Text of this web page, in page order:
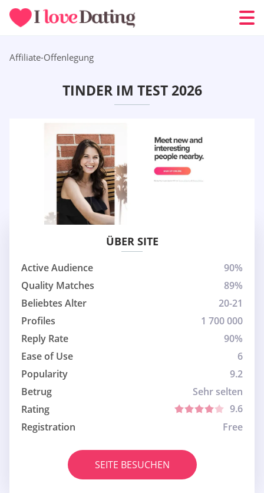
Affiliate-Offenlegung
TINDER IM TEST 2026
ÜBER SITE
Active Audience
90%
Quality Matches
89%
Beliebtes Alter
20-21
Profiles
1 700 000
Reply Rate
90%
Ease of Use
6
Popularity
9.2
Betrug
Sehr selten
Rating
9.6
Registration
Free
SEITE BESUCHEN